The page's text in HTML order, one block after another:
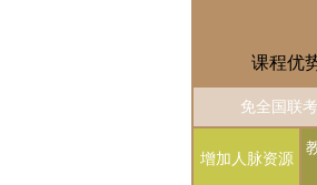
课程优
免全国联考
增加人脉资源